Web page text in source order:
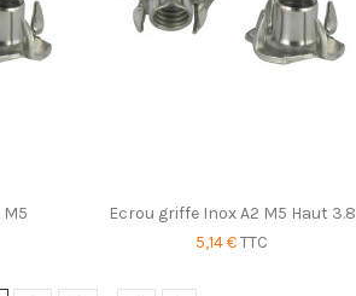
Ecrou griffe Inox A2 M5 Haut 3.8
5,14 €TTC